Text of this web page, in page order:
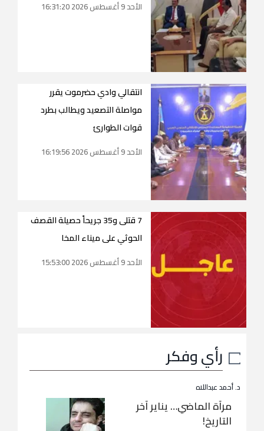
الأحد 9 أغسطس 2026 16:31:20
انتقالي وادي حضرموت يقرر
مواصلة التصعيد ويطالب بطرد
قوات الطوارئ
الأحد 9 أغسطس 2026 16:19:56
7 قتلى و35 جريحاً حصيلة القصف
الحوثي على ميناء المخا
الأحد 9 أغسطس 2026 15:53:00
رأي وفكر
د. أحمد عبداللاه
مرآة الماضي… يناير آخر
التاريخ!